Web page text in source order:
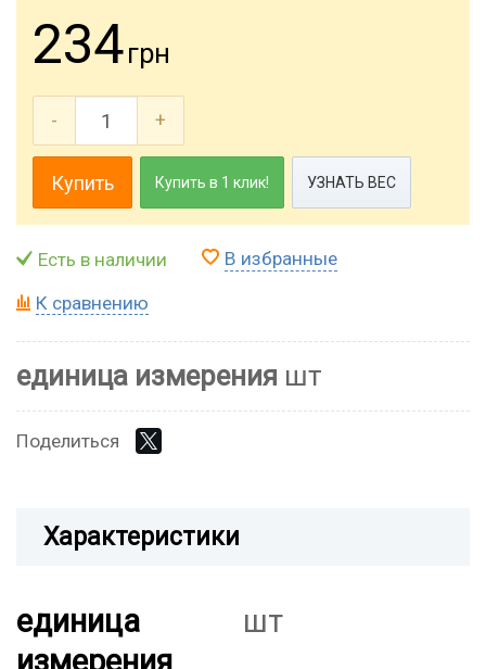
234грн
- +
Купить Купить в 1 клик! УЗНАТЬ ВЕС
Есть в наличии В избранные
К сравнению
единица измерения шт
Поделиться
Характеристики
единица
измерения
шт